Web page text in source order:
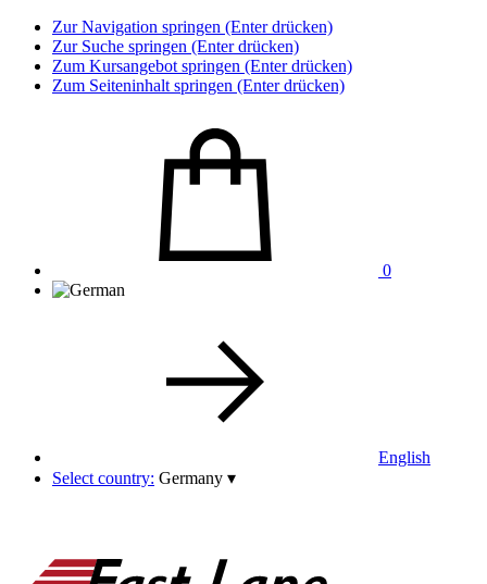
Zur Navigation springen (Enter drücken)
Zur Suche springen (Enter drücken)
Zum Kursangebot springen (Enter drücken)
Zum Seiteninhalt springen (Enter drücken)
0
English
Select country: Germany ▾